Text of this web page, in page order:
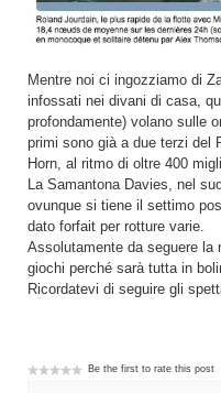
Mentre noi ci ingozziamo di
infossati nei divani di casa,
profondamente) volano sulle
primi sono già a due terzi del
Horn, al ritmo di oltre 400
La Samantona Davies, nel
ovunque si tiene il settimo
dato forfait per rotture varie.
Assolutamente da seguere la
giochi perché sarà tutta in
Ricordatevi di seguire gli
Be the first to rate this post